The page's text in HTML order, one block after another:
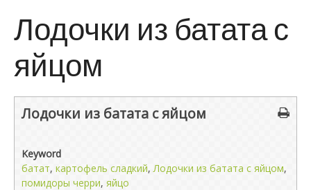
Лодочки из батата с
яйцом
Лодочки из батата с яйцом
Keyword
батат, картофель сладкий,Лодочки из батата с яйцом,
помидоры черри, яйцо